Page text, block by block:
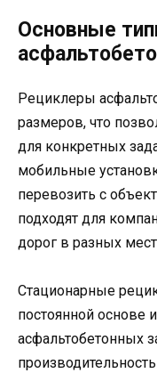
Основные
Рециклеры
размеров, что
для конкретных
мобильные
перевозить с
подходят для
дорог в разных
Стационарные
постоянной основе
асфальтобетонных